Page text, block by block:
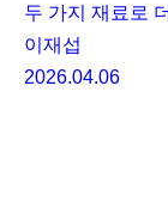
두 가지 재료로
이재섭
2026.04.06